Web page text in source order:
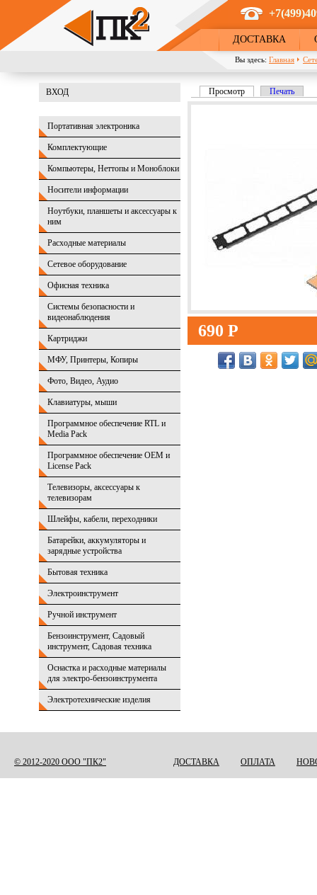
Перейти к основному содержанию
ДОСТАВКА
Вы здесь: Главная
ВХОД
Портативная электроника
Комплектующие
Компьютеры, Неттопы и Моноблоки
Носители информации
Ноутбуки, планшеты и аксессуары к
ним
Расходные материалы
Сетевое оборудование
Офисная техника
Системы безопасности и
видеонаблюдения
Картриджи
МФУ, Принтеры, Копиры
Фото, Видео, Аудио
Клавиатуры, мыши
Программное обеспечение RTL и
Media Pack
Программное обеспечение OEM и
License Pack
Телевизоры, аксессуары к
телевизорам
Шлейфы, кабели, переходники
Батарейки, аккумуляторы и
зарядные устройства
Бытовая техника
Электроинструмент
Ручной инструмент
Бензоинструмент, Садовый
инструмент, Садовая техника
Оснастка и расходные материалы
для электро-бензоинструмента
Электротехнические изделия
Главные вкладки
Просмотр (активная вкладка)
Печать
690 Р
© 2012-2020 ООО "ПК2" ДОСТАВКА ОПЛАТА